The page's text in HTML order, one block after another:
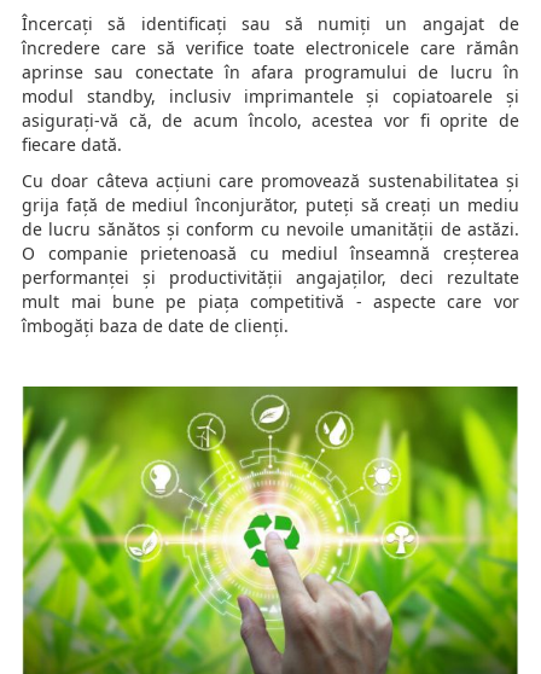
Încercați să identificați sau să numiți un angajat de
încredere care să verifice toate electronicele care rămân
aprinse sau conectate în afara programului de lucru în
modul standby, inclusiv imprimantele și copiatoarele și
asigurați-vă că, de acum încolo, acestea vor fi oprite de
fiecare dată.
Cu doar câteva acțiuni care promovează sustenabilitatea și
grija față de mediul înconjurător, puteți să creați un mediu
de lucru sănătos și conform cu nevoile umanității de astăzi.
O companie prietenoasă cu mediul înseamnă creșterea
performanței și productivității angajaților, deci rezultate
mult mai bune pe piața competitivă - aspecte care vor
îmbogăți baza de date de clienți.